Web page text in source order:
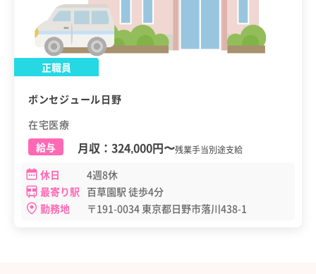
正職員
ボンセジュール日野
在宅医療
給与
月収： 324,000円〜残業手当別途支給
休日
4週8休
最寄り駅 百草園駅 徒歩4分
勤務地
〒191-0034 東京都日野市落川438-1